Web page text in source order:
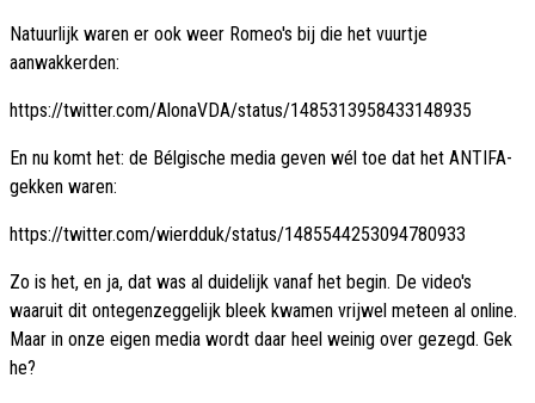
Natuurlijk waren er ook weer Romeo's bij die het vuurtje
aanwakkerden:
https://twitter.com/AlonaVDA/status/1485313958433148935
En nu komt het: de Bélgische media geven wél toe dat het ANTIFA-
gekken waren:
https://twitter.com/wierdduk/status/1485544253094780933
Zo is het, en ja, dat was al duidelijk vanaf het begin. De video's
waaruit dit ontegenzeggelijk bleek kwamen vrijwel meteen al online.
Maar in onze eigen media wordt daar heel weinig over gezegd. Gek
he?